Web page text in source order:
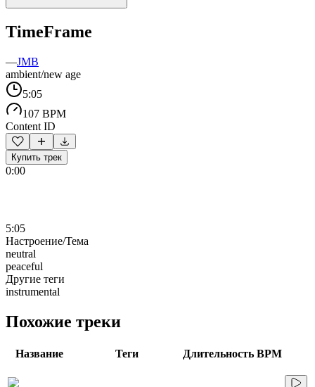
TimeFrame
—JMB
ambient/new age
5:05
107 BPM
Content ID
Купить трек
0:00
5:05
Настроение/Тема
neutral
peaceful
Другие теги
instrumental
Похожие треки
Название Теги Длительность BPM